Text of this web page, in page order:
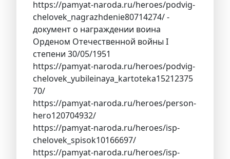
https://pamyat-naroda.ru/heroes/podvig-
chelovek_nagrazhdenie80714274/ -
документ о награждении воина
Орденом Отечественной войны I
степени 30/05/1951
https://pamyat-naroda.ru/heroes/podvig-
chelovek_yubileinaya_kartoteka15212375
70/
https://pamyat-naroda.ru/heroes/person-
hero120704932/
https://pamyat-naroda.ru/heroes/isp-
chelovek_spisok10166697/
https://pamyat-naroda.ru/heroes/isp-